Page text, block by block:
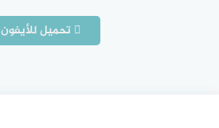
تحميل للأيفون